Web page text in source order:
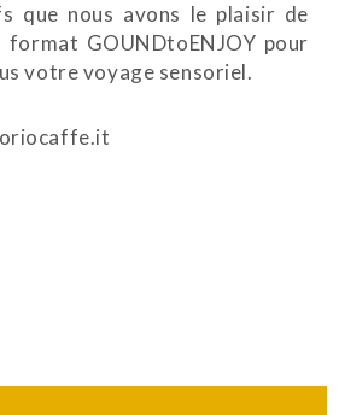
que nous avons le plaisir de
format GOUNDtoENJOY pour
votre voyage sensoriel.